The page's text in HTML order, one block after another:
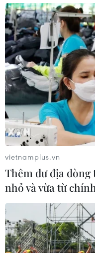
định, bị phạt đến 2
08/08/2026 04:16
Thổ Nhĩ Kỳ tăng
bắt giữ hơn 100 nghi
07/08/2026 14:55
Tây Ban Nha triệt phá
buôn người xuyên
07/08/2026 12:13
Hy Lạp tạm giam
nghi gây thảm họa
07/08/2026 12:02
vietnamplus.vn
Thêm dư địa
nhỏ và vừa từ